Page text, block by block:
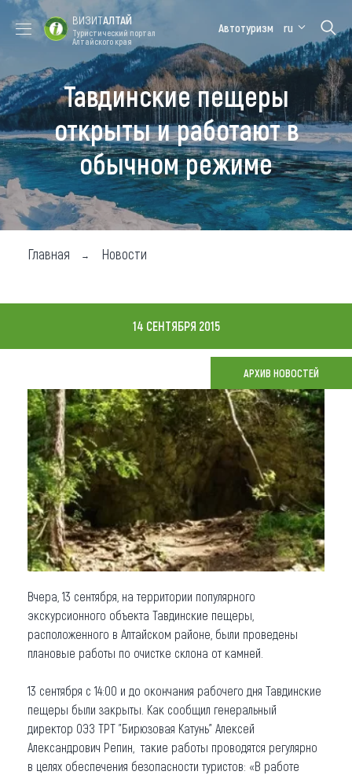
Форум VISIT
ALTAI
Цветение
маральника
Медицинский
форум
Алтайская
зимовка
Туры
Где побывать
Чем заняться
Новости
О регионе
Коллекция впечатлений
Другие рубрики
ВИЗИТАЛТАЙ
Туристический портал
Алтайского края
Автотуризм ru
Тавдинские пещеры
открыты и работают в
обычном режиме
Главная Новости
14 СЕНТЯБРЯ 2015
АРХИВ НОВОСТЕЙ
Вчера, 13 сентября, на территории популярного
экскурсионного объекта Тавдинские пещеры,
расположенного в Алтайском районе, были проведены
плановые работы по очистке склона от камней.
13 сентября с 14:00 и до окончания рабочего дня Тавдинские
пещеры были закрыты. Как сообщил генеральный
директор ОЭЗ ТРТ "Бирюзовая Катунь" Алексей
Александрович Репин, такие работы проводятся регулярно
в целях обеспечения безопасности туристов: «В работе